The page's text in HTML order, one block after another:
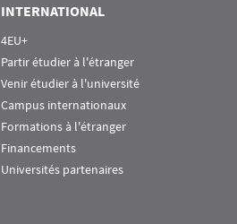
INTERNATIONAL
4EU+
Partir étudier à l'étranger
Venir étudier à l'université
Campus internationaux
Formations à l'étranger
Financements
Universités partenaires